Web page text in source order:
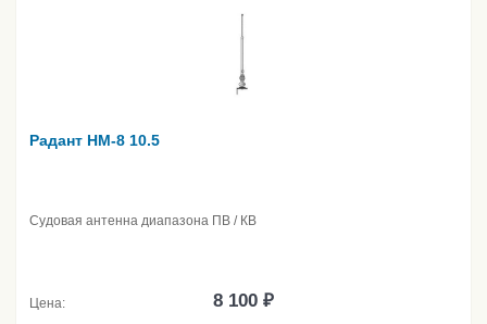
Радант НМ-8 10.5
Судовая антенна диапазона ПВ / КВ
Цена: 8 100 ₽